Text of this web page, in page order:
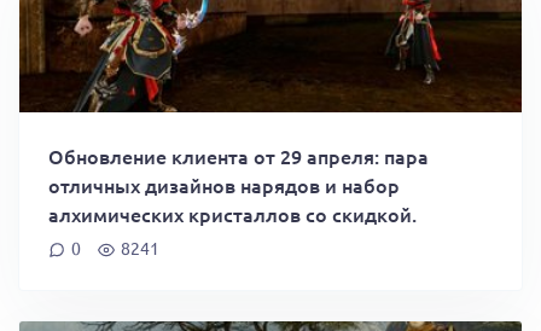
Обновление клиента от 29 апреля: пара
отличных дизайнов нарядов и набор
алхимических кристаллов со скидкой.
0 8241